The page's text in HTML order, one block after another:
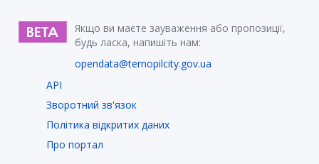
Якщо ви маєте зауваження або пропозиції,
будь ласка, напишіть нам:
opendata@ternopilcity.gov.ua
API
Зворотний зв'язок
Політика відкритих даних
Про портал